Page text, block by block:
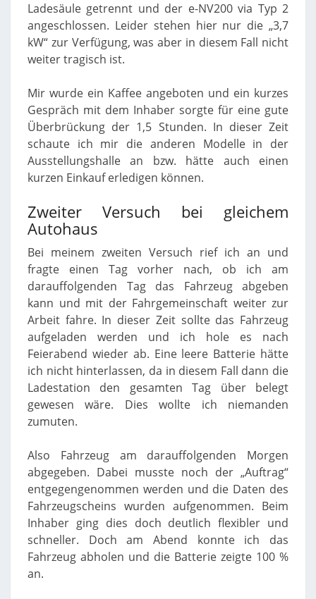
Ladesäule getrennt und der e-NV200 via Typ 2
angeschlossen. Leider stehen hier nur die „3,7
kW“ zur Verfügung, was aber in diesem Fall nicht
weiter tragisch ist.
Mir wurde ein Kaffee angeboten und ein kurzes
Gespräch mit dem Inhaber sorgte für eine gute
Überbrückung der 1,5 Stunden. In dieser Zeit
schaute ich mir die anderen Modelle in der
Ausstellungshalle an bzw. hätte auch einen
kurzen Einkauf erledigen können.
Zweiter Versuch bei gleichem
Autohaus
Bei meinem zweiten Versuch rief ich an und
fragte einen Tag vorher nach, ob ich am
darauffolgenden Tag das Fahrzeug abgeben
kann und mit der Fahrgemeinschaft weiter zur
Arbeit fahre. In dieser Zeit sollte das Fahrzeug
aufgeladen werden und ich hole es nach
Feierabend wieder ab. Eine leere Batterie hätte
ich nicht hinterlassen, da in diesem Fall dann die
Ladestation den gesamten Tag über belegt
gewesen wäre. Dies wollte ich niemanden
zumuten.
Also Fahrzeug am darauffolgenden Morgen
abgegeben. Dabei musste noch der „Auftrag“
entgegengenommen werden und die Daten des
Fahrzeugscheins wurden aufgenommen. Beim
Inhaber ging dies doch deutlich flexibler und
schneller. Doch am Abend konnte ich das
Fahrzeug abholen und die Batterie zeigte 100 %
an.